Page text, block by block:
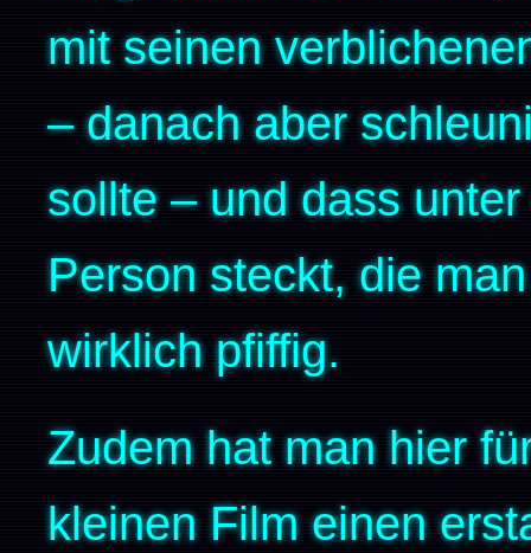
mit seinen
– danach aber
sollte – und dass
Person steckt, die
wirklich pfiffig.
Zudem hat man hier
kleinen Film einen